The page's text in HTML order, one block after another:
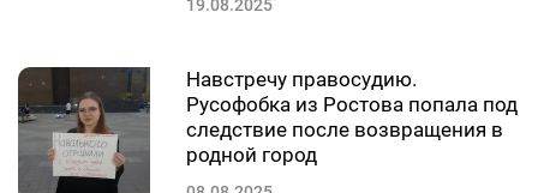
19.08.2025
Навстречу правосудию.
Русофобка из Ростова попала под
следствие после возвращения в
родной город